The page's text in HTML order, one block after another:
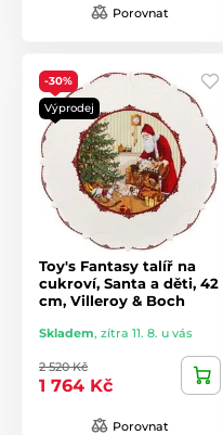
Porovnat
-30%
Výprodej
Toy's Fantasy talíř na
cukroví, Santa a děti, 42
cm, Villeroy & Boch
Skladem, zítra 11. 8. u vás
2 520 Kč
1 764 Kč
Porovnat